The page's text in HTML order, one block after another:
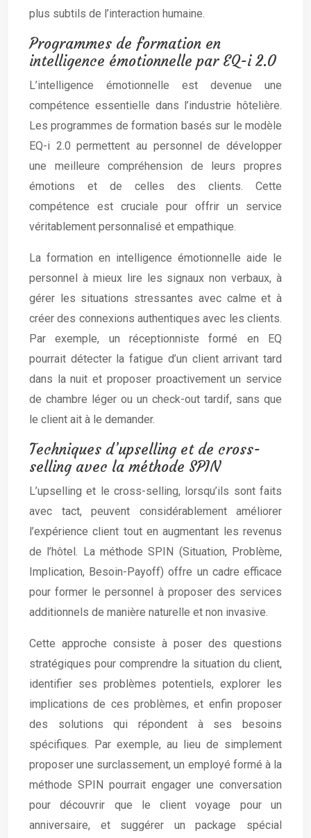
plus subtils de l’interaction humaine.
Programmes de formation en
intelligence émotionnelle par EQ-i 2.0
L’intelligence émotionnelle est devenue une
compétence essentielle dans l’industrie hôtelière.
Les programmes de formation basés sur le modèle
EQ-i 2.0 permettent au personnel de développer
une meilleure compréhension de leurs propres
émotions et de celles des clients. Cette
compétence est cruciale pour offrir un service
véritablement personnalisé et empathique.
La formation en intelligence émotionnelle aide le
personnel à mieux lire les signaux non verbaux, à
gérer les situations stressantes avec calme et à
créer des connexions authentiques avec les clients.
Par exemple, un réceptionniste formé en EQ
pourrait détecter la fatigue d’un client arrivant tard
dans la nuit et proposer proactivement un service
de chambre léger ou un check-out tardif, sans que
le client ait à le demander.
Techniques d’upselling et de cross-
selling avec la méthode SPIN
L’upselling et le cross-selling, lorsqu’ils sont faits
avec tact, peuvent considérablement améliorer
l’expérience client tout en augmentant les revenus
de l’hôtel. La méthode SPIN (Situation, Problème,
Implication, Besoin-Payoff) offre un cadre efficace
pour former le personnel à proposer des services
additionnels de manière naturelle et non invasive.
Cette approche consiste à poser des questions
stratégiques pour comprendre la situation du client,
identifier ses problèmes potentiels, explorer les
implications de ces problèmes, et enfin proposer
des solutions qui répondent à ses besoins
spécifiques. Par exemple, au lieu de simplement
proposer une surclassement, un employé formé à la
méthode SPIN pourrait engager une conversation
pour découvrir que le client voyage pour un
anniversaire, et suggérer un package spécial